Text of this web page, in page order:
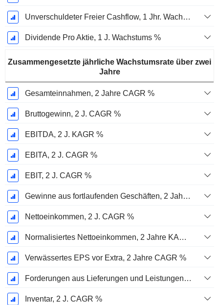
Unverschuldeter Freier Cashflow, 1 Jhr. Wachstum %
Dividende Pro Aktie, 1 J. Wachstums %
Zusammengesetzte jährliche Wachstumsrate über zwei
Jahre
Gesamteinnahmen, 2 Jahre CAGR %
Bruttogewinn, 2 J. CAGR %
EBITDA, 2 J. KAGR %
EBITA, 2 J. CAGR %
EBIT, 2 J. CAGR %
Gewinne aus fortlaufenden Geschäften, 2 Jahre. CAGR %
Nettoeinkommen, 2 J. CAGR %
Normalisiertes Nettoeinkommen, 2 Jahre KAGR %
Verwässertes EPS vor Extra, 2 Jahre CAGR %
Forderungen aus Lieferungen und Leistungen, 2 J. CAGR %
Inventar, 2 J. CAGR %